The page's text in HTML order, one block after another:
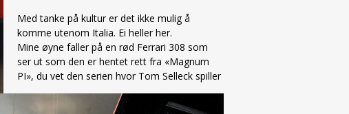
Med tanke på kultur er det ikke mulig å
komme utenom Italia. Ei heller her.
Mine øyne faller på en rød Ferrari 308 som
ser ut som den er hentet rett fra «Magnum
PI», du vet den serien hvor Tom Selleck spiller